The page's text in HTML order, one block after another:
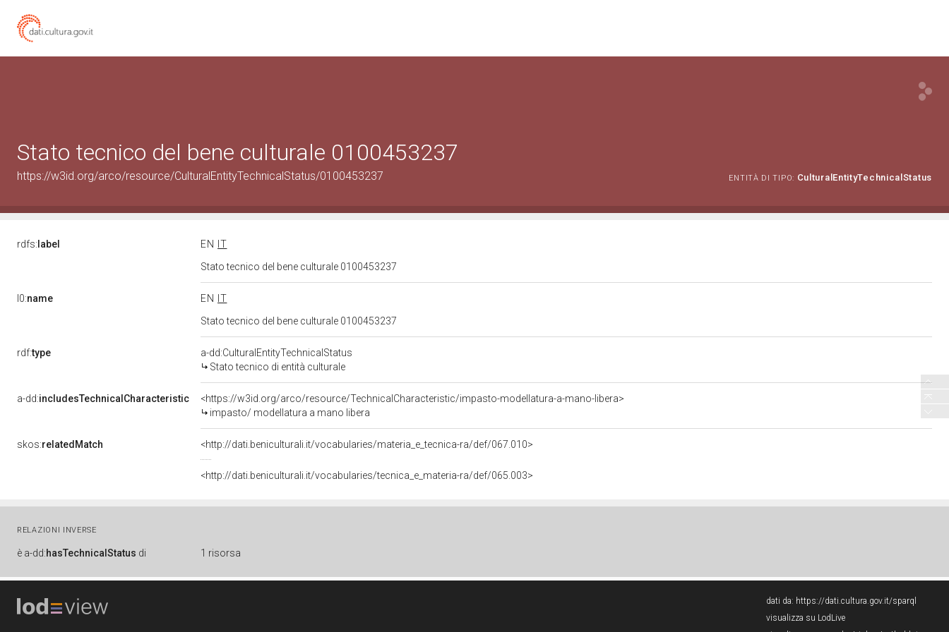
Stato tecnico del bene culturale 0100453237
https://w3id.org/arco/resource/CulturalEntityTechnicalStatus/0100453237 ENTITÀ DI TIPO: CulturalEntityTechnicalStatus
rdfs: label EN
IT
Stato tecnico del bene culturale 0100453237
l0:name EN
IT
Stato tecnico del bene culturale 0100453237
rdf:type
a-dd:CulturalEntityTechnicalStatus
Stato tecnico di entità culturale
a-dd:includesTechnicalCharacteristic
<https://w3id.org/arco/resource/TechnicalCharacteristic/impasto-modellatura-a-mano-libera>
impasto/ modellatura a mano libera
skos:relatedMatch <http://dati.beniculturali.it/vocabularies/materia_e_tecnica-ra/def/067.010>
<http://dati.beniculturali.it/vocabularies/tecnica_e_materia-ra/def/065.003>
RELAZIONI INVERSE
è a-dd:hasTechnicalStatus di 1 risorsa
dati da: https://dati.cultura.gov.it/sparql
visualizza su LodLive